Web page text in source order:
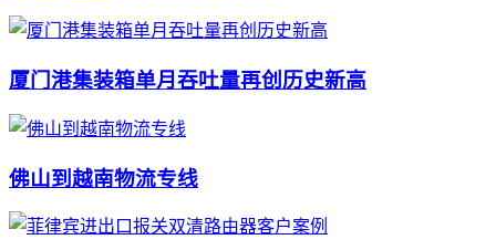
厦门港集装箱单月吞吐量再创历史新高
佛山到越南物流专线